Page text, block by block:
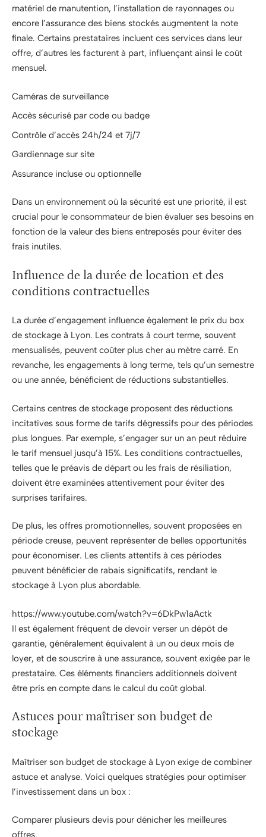
matériel de manutention, l’installation de rayonnages ou
encore l’assurance des biens stockés augmentent la note
finale. Certains prestataires incluent ces services dans leur
offre, d’autres les facturent à part, influençant ainsi le coût
mensuel.
Caméras de surveillance
Accès sécurisé par code ou badge
Contrôle d’accès 24h/24 et 7j/7
Gardiennage sur site
Assurance incluse ou optionnelle
Dans un environnement où la sécurité est une priorité, il est
crucial pour le consommateur de bien évaluer ses besoins en
fonction de la valeur des biens entreposés pour éviter des
frais inutiles.
Influence de la durée de location et des
conditions contractuelles
La durée d’engagement influence également le prix du box
de stockage à Lyon. Les contrats à court terme, souvent
mensualisés, peuvent coûter plus cher au mètre carré. En
revanche, les engagements à long terme, tels qu’un semestre
ou une année, bénéficient de réductions substantielles.
Certains centres de stockage proposent des réductions
incitatives sous forme de tarifs dégressifs pour des périodes
plus longues. Par exemple, s’engager sur un an peut réduire
le tarif mensuel jusqu’à 15%. Les conditions contractuelles,
telles que le préavis de départ ou les frais de résiliation,
doivent être examinées attentivement pour éviter des
surprises tarifaires.
De plus, les offres promotionnelles, souvent proposées en
période creuse, peuvent représenter de belles opportunités
pour économiser. Les clients attentifs à ces périodes
peuvent bénéficier de rabais significatifs, rendant le
stockage à Lyon plus abordable.
https://www.youtube.com/watch?v=6DkPw1aActk
Il est également fréquent de devoir verser un dépôt de
garantie, généralement équivalent à un ou deux mois de
loyer, et de souscrire à une assurance, souvent exigée par le
prestataire. Ces éléments financiers additionnels doivent
être pris en compte dans le calcul du coût global.
Astuces pour maîtriser son budget de
stockage
Maîtriser son budget de stockage à Lyon exige de combiner
astuce et analyse. Voici quelques stratégies pour optimiser
l’investissement dans un box :
Comparer plusieurs devis pour dénicher les meilleures
offres.